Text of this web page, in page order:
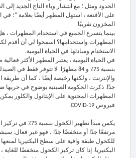
الحدود ومثل ؛ مع انتشار وباء التاج الجديد إلى
على الأقنعة ، استهل المطهر أيضًا بعلامة "؛ في
المخزون تقريبًا.
بينما يتسرع الجميع في استخدام المطهرات ،
المطهرات واستخدامها؟ اسمحوا لي أن أقدم
الاستخدام ومبادئها في الحياة اليومية.
بنسبة 75٪ و 84 مطهرًا. لا تتوفر فقط
والإنترنت ، ولكنها رخيصة أيضًا ، كما أن طريقة
المطهرات المحتوية على الإيثانول والكلور
فيروس COVID-19.
يكمن مبدأ تطهير الكحول
مرتفعًا جدًا أو منخفضًا جدًا ، فهو غير فعال.
للكحول طبقة واقية على سطح البكتيريا
البكتيريا. إذا كان تركيز الكحول منخفضًا